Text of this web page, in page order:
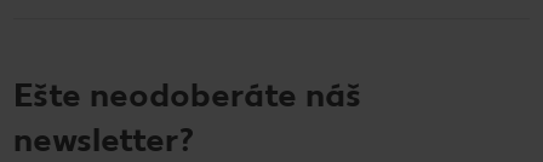
Ešte neodoberáte náš
newsletter?